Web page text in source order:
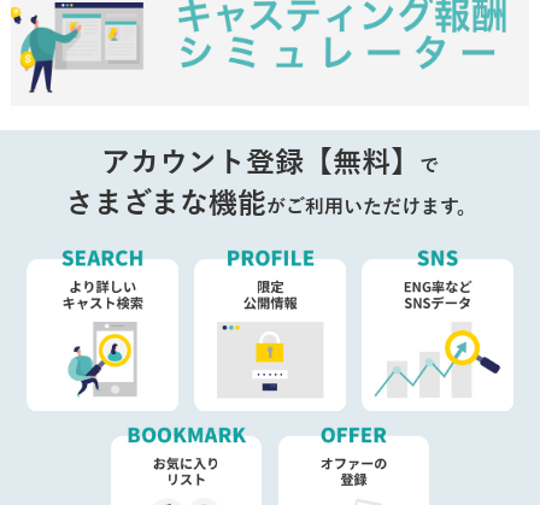
アカウント登録【無料】 で
さまざまな機能がご利用いただけます。